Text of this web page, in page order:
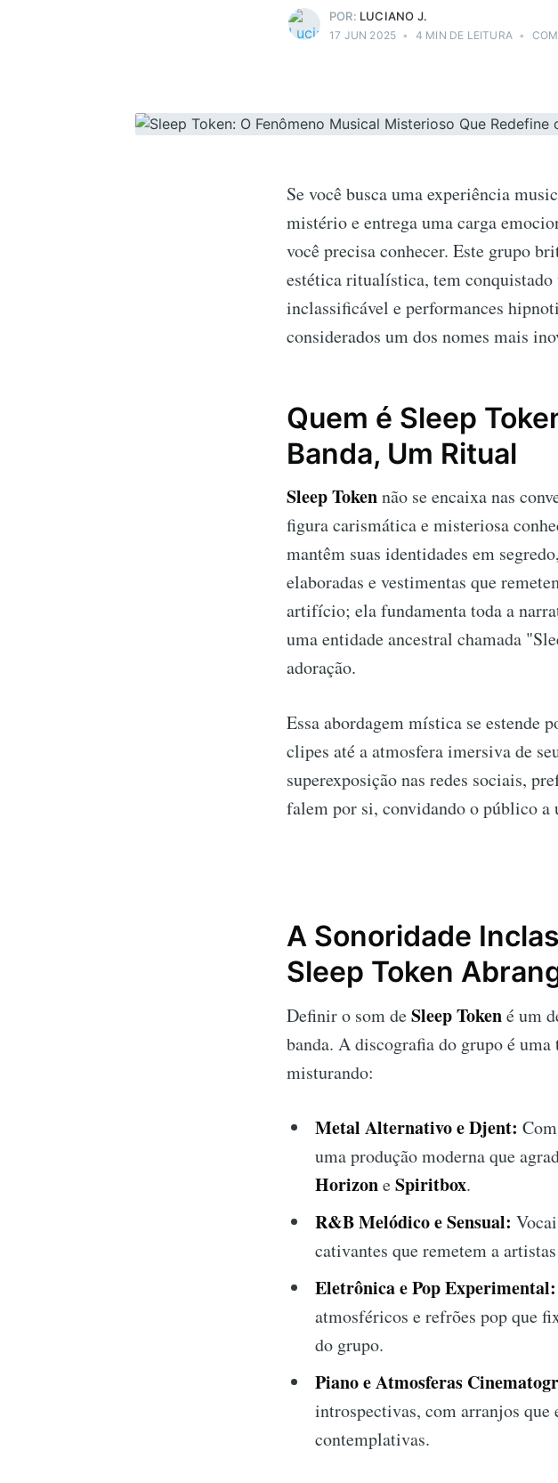
POR: LUCIANO J.
17 JUN 2025 • 4 MIN DE LEITURA •
Se você busca uma experiência
mistério e entrega uma carga
você precisa conhecer. Este grupo
estética ritualística, tem conquistado
inclassificável e performances
considerados um dos nomes mais
Quem é Sleep
Banda, Um Ritual
Sleep Tokennão se encaixa nas
figura carismática e misteriosa
mantêm suas identidades em
elaboradas e vestimentas que
artifício; ela fundamenta toda a
uma entidade ancestral chamada
adoração.
Essa abordagem mística se estende
clipes até a atmosfera imersiva de
superexposição nas redes sociais,
falem por si, convidando o público a
A Sonoridade
Sleep Token
Definir o som deSleep Tokené um
banda. A discografia do grupo é
misturando:
Metal Alternativo e Djent:
uma produção moderna que
HorizoneSpiritbox.
R&B Melódico e Sensual:
cativantes que remetem a
Eletrônica e Pop Experimental:
atmosféricos e refrões pop que
do grupo.
Piano e Atmosferas
introspectivas, com arranjos que
contemplativas.